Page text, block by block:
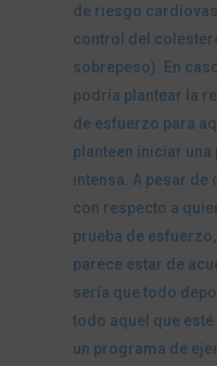
de riesgo
control del
sobrepeso). En
podría plantear la
de esfuerzo para
planteen iniciar
intensa. A pesar de
con respecto a
prueba de
parece estar de
sería que todo
todo aquel que
un programa de